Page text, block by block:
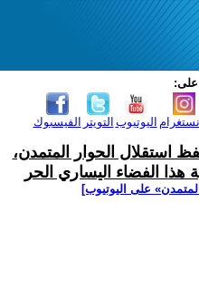
على:
الفيسبوك التويتر اليوتيوب
استقلال الحوار المتمدن،
الفضاء اليساري الحر
على اليوتيوب]